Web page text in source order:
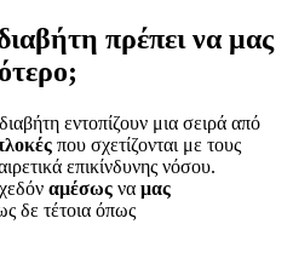
πρέπει να μας
εντοπίζουν μια σειρά από
που σχετίζονται με τους
επικίνδυνης νόσου.
αμέσως να μας
δε τέτοια όπως